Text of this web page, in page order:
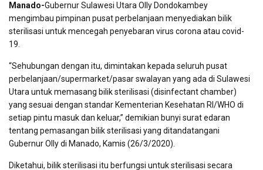
Manado-Gubernur Sulawesi Utara Olly Dondokambey
mengimbau pimpinan pusat perbelanjaan menyediakan bilik
sterilisasi untuk mencegah penyebaran virus corona atau covid-
19.
“Sehubungan dengan itu, dimintakan kepada seluruh pusat
perbelanjaan/supermarket/pasar swalayan yang ada di Sulawesi
Utara untuk memasang bilik sterilisasi (disinfectant chamber)
yang sesuai dengan standar Kementerian Kesehatan RI/WHO di
setiap pintu masuk dan keluar,” demikian bunyi surat edaran
tentang pemasangan bilik sterilisasi yang ditandatangani
Gubernur Olly di Manado, Kamis (26/3/2020).
Diketahui, bilik sterilisasi itu berfungsi untuk sterilisasi secara